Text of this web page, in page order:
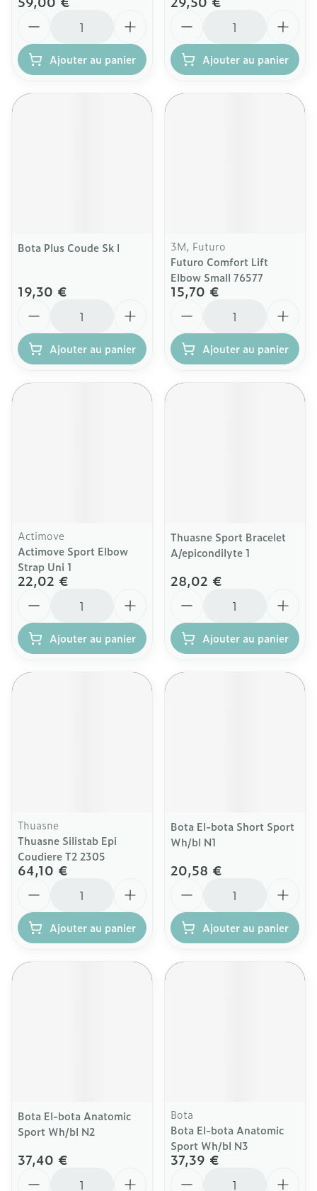
Ajouter au panier Ajouter au panier
Bota Plus Coude Sk l
19,30 €
Ajouter au panier
3M, Futuro
Futuro Comfort Lift
Elbow Small 76577
15,70 €
Ajouter au panier
Actimove
Actimove Sport Elbow
Strap Uni 1
22,02 €
Ajouter au panier
Thuasne Sport Bracelet
A/epicondilyte 1
28,02 €
Ajouter au panier
Thuasne
Thuasne Silistab Epi
Coudiere T2 2305
64,10 €
Ajouter au panier
Bota El-bota Short Sport
Wh/bl N1
20,58 €
Ajouter au panier
Bota El-bota Anatomic
Sport Wh/bl N2
37,40 €
Bota
Bota El-bota Anatomic
Sport Wh/bl N3
37,39 €